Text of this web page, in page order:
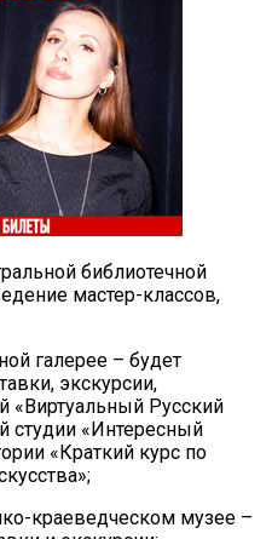
библиотечной
мастер-классов,
галерее – будет
экскурсии,
«Виртуальный Русский
студии «Интересный
«Краткий курс по
краеведческом музее –